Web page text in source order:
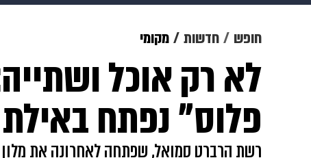
מוזיקה
דיגיטל גאווה ויוה משפט
חופש חדשות מקומי
לא רק אוכל
פלוס" נפתח באילת
רשת הרברט סמואל, שפתחה לאחרונה את